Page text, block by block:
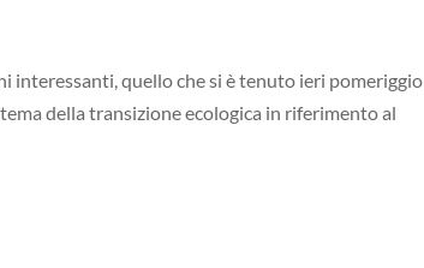
interessanti, quello che si è tenuto ieri pomeriggio
della transizione ecologica in riferimento al